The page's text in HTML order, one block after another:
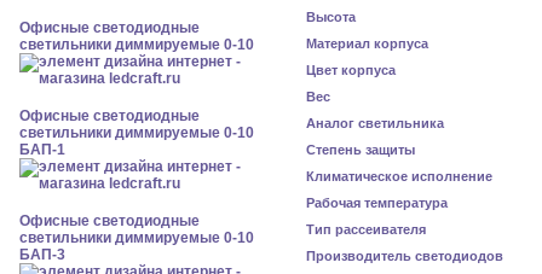
Офисные светодиодные
светильники диммируемые 0-10
Офисные светодиодные
светильники диммируемые 0-10
БАП-1
Офисные светодиодные
светильники диммируемые 0-10
БАП-3
Высота
Материал корпуса
Цвет корпуса
Вес
Аналог светильника
Степень защиты
Климатическое исполнение
Рабочая температура
Тип рассеивателя
Производитель светодиодов